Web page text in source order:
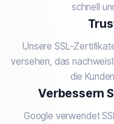
schnell
Unsere SSL-
versehen, das
die
Verbessern
Google verwendet